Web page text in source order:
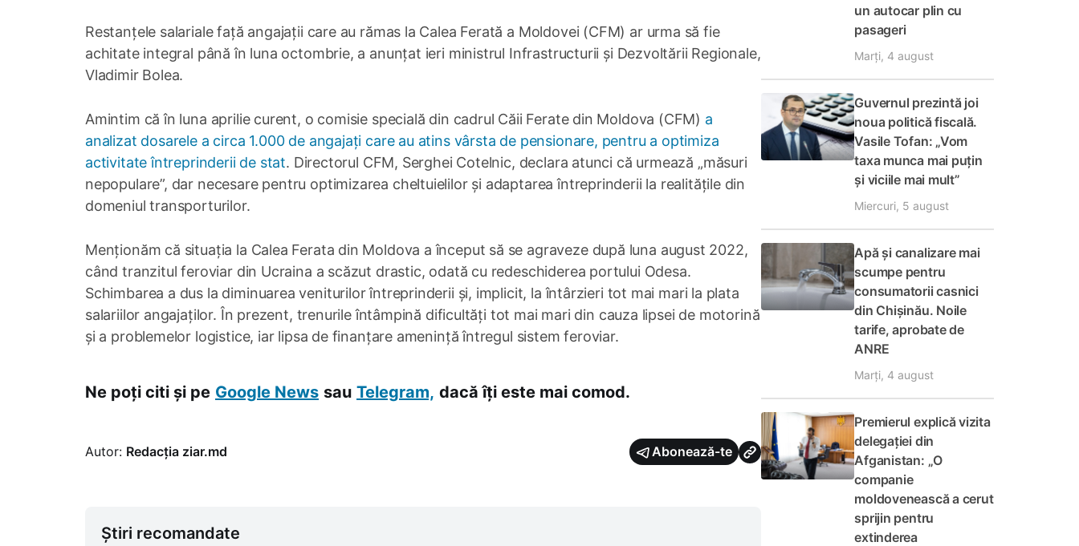
Restanțele salariale față angajații care au rămas la Calea Ferată a Moldovei (CFM) ar urma să fie
achitate integral până în luna octombrie, a anunțat ieri ministrul Infrastructurii și Dezvoltării Regionale,
Vladimir Bolea.
Amintim că în luna aprilie curent, o comisie specială din cadrul Căii Ferate din Moldova (CFM) a
analizat dosarele a circa 1.000 de angajați care au atins vârsta de pensionare, pentru a optimiza
activitate întreprinderii de stat. Directorul CFM, Serghei Cotelnic, declara atunci că urmează „măsuri
nepopulare”, dar necesare pentru optimizarea cheltuielilor și adaptarea întreprinderii la realitățile din
domeniul transporturilor.
Menționăm că situația la Calea Ferata din Moldova a început să se agraveze după luna august 2022,
când tranzitul feroviar din Ucraina a scăzut drastic, odată cu redeschiderea portului Odesa.
Schimbarea a dus la diminuarea veniturilor întreprinderii și, implicit, la întârzieri tot mai mari la plata
salariilor angajaților. În prezent, trenurile întâmpină dificultăți tot mai mari din cauza lipsei de motorină
și a problemelor logistice, iar lipsa de finanțare amenință întregul sistem feroviar.
Ne poți citi și pe Google News sau Telegram, dacă îți este mai comod.
Autor: Redacția ziar.md Abonează-te
Știri recomandate
un autocar plin cu
pasageri
Marți, 4 august
Guvernul prezintă joi
noua politică fiscală.
Vasile Tofan: „Vom
taxa munca mai puțin
și viciile mai mult”
Miercuri, 5 august
Apă și canalizare mai
scumpe pentru
consumatorii casnici
din Chișinău. Noile
tarife, aprobate de
ANRE
Marți, 4 august
Premierul explică vizita
delegației din
Afganistan: „O
companie
moldovenească a cerut
sprijin pentru
extinderea